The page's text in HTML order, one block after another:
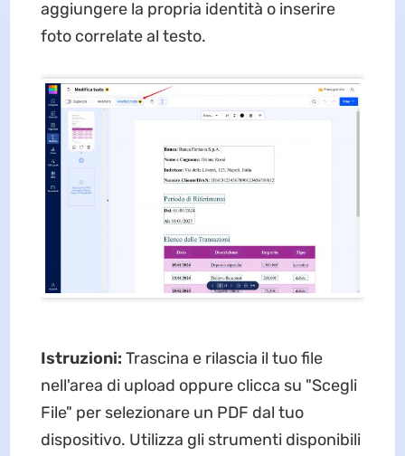
aggiungere la propria identità o inserire
foto correlate al testo.
Istruzioni: Trascina e rilascia il tuo file
nell'area di upload oppure clicca su "Scegli
File" per selezionare un PDF dal tuo
dispositivo. Utilizza gli strumenti disponibili